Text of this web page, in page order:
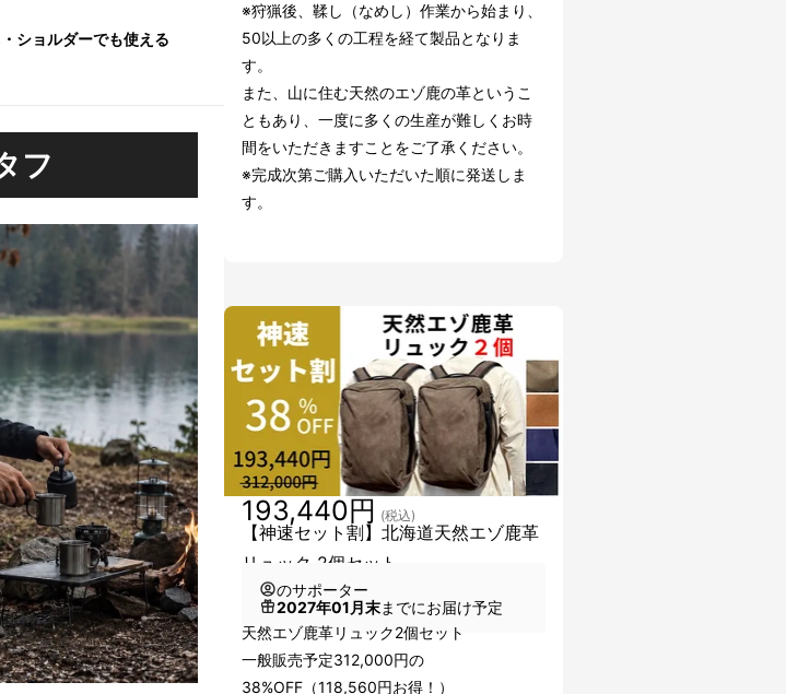
ショルダーでも使える
フ
※狩猟後、鞣し（なめし）作業から始まり、
50以上の多くの工程を経て製品となりま
す。
また、山に住む天然のエゾ鹿の革というこ
ともあり、一度に多くの生産が難しくお時
間をいただきますことをご了承ください。
※完成次第ご購入いただいた順に発送しま
す。
【神速セット割】北海道天然エゾ鹿革
リュック 2個セット
193,440円 (税込)
のサポーター
2027年01月末までにお届け予定
天然エゾ鹿革リュック2個セット
一般販売予定312,000円の
38%OFF（118,560円お得！）